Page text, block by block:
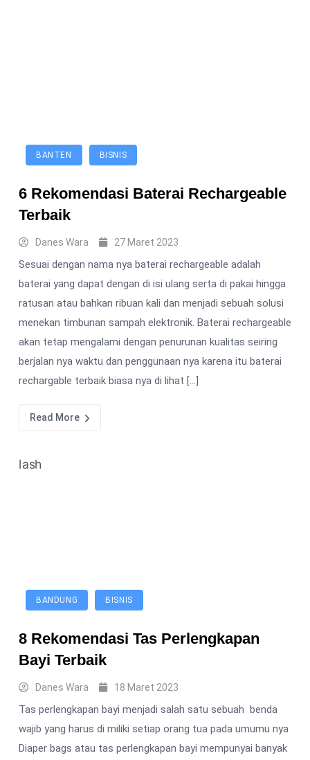
BANTEN BISNIS
6 Rekomendasi Baterai Rechargeable
Terbaik
Danes Wara 27 Maret 2023
Sesuai dengan nama nya baterai rechargeable adalah
baterai yang dapat dengan di isi ulang serta di pakai hingga
ratusan atau bahkan ribuan kali dan menjadi sebuah solusi
menekan timbunan sampah elektronik. Baterai rechargeable
akan tetap mengalami dengan penurunan kualitas seiring
berjalan nya waktu dan penggunaan nya karena itu baterai
rechargable terbaik biasa nya di lihat […]
Read More
BANDUNG BISNIS
8 Rekomendasi Tas Perlengkapan
Bayi Terbaik
Danes Wara 18 Maret 2023
Tas perlengkapan bayi menjadi salah satu sebuah benda
wajib yang harus di miliki setiap orang tua pada umumu nya
Diaper bags atau tas perlengkapan bayi mempunyai banyak